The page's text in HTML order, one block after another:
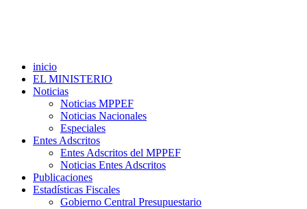
inicio
EL MINISTERIO
Noticias
Noticias MPPEF
Noticias Nacionales
Especiales
Entes Adscritos
Entes Adscritos del MPPEF
Noticias Entes Adscritos
Publicaciones
Estadísticas Fiscales
Gobierno Central Presupuestario